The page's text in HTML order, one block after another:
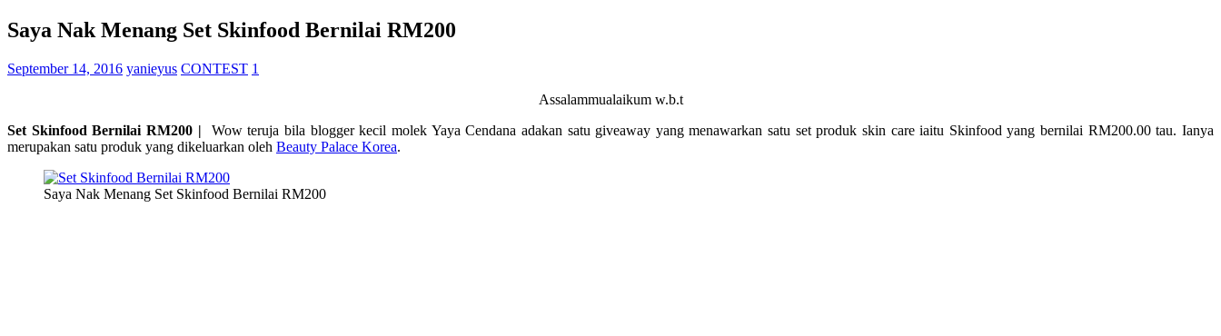
Saya Nak Menang Set Skinfood Bernilai RM200
September 14, 2016 yanieyus CONTEST 1
Assalammualaikum w.b.t
Set Skinfood Bernilai RM200 | Wow teruja bila blogger kecil molek Yaya Cendana adakan satu giveaway yang menawarkan satu set produk skin care iaitu Skinfood yang bernilai RM200.00 tau. Ianya
merupakan satu produk yang dikeluarkan oleh Beauty Palace Korea.
Saya Nak Menang Set Skinfood Bernilai RM200